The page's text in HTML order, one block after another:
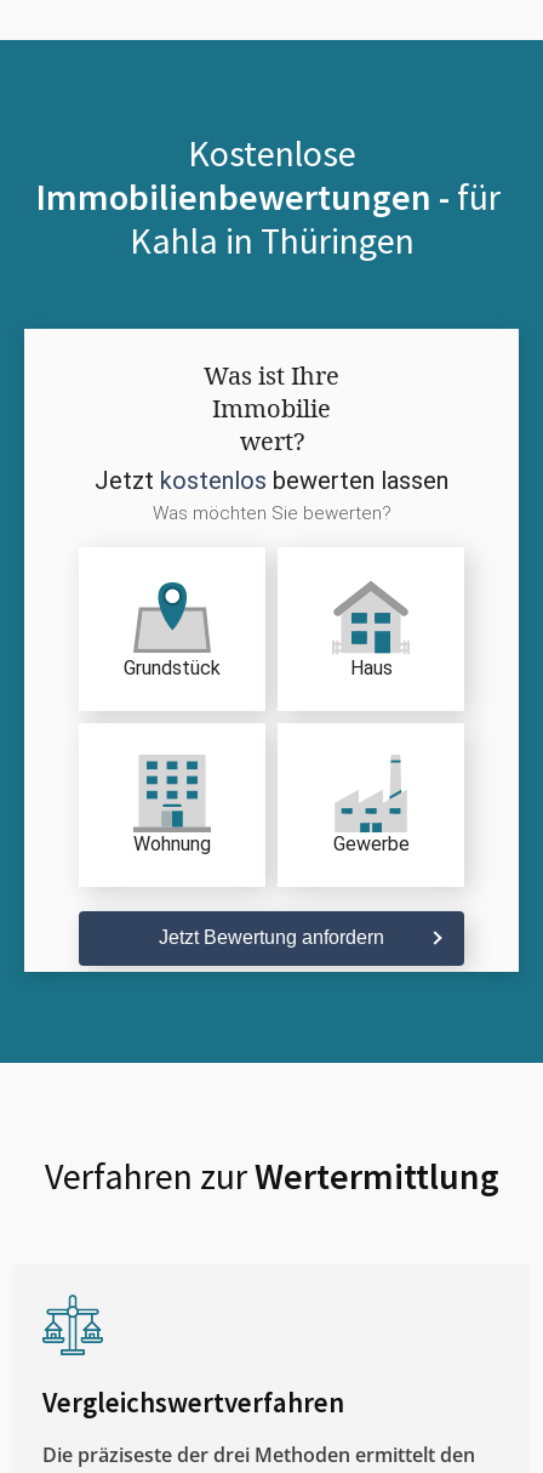
Kostenlose
Immobilienbewertungen - für
Kahla in Thüringen
Was ist Ihre
Immobilie
wert?
Jetzt kostenlos bewerten lassen
Was möchten Sie bewerten?
Grundstück Haus
Wohnung Gewerbe
Jetzt Bewertung anfordern
Verfahren zurWertermittlung
Vergleichswertverfahren
Die präziseste der drei Methoden ermittelt den